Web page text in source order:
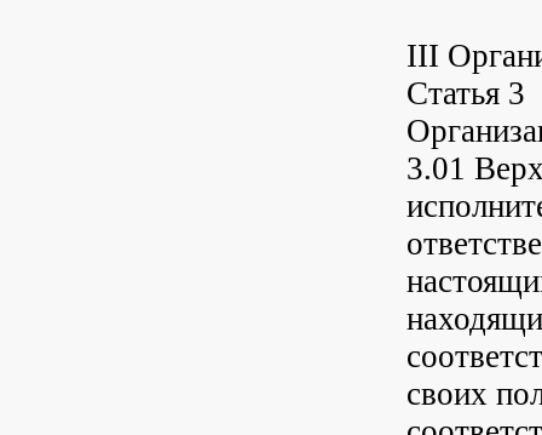
III
Статья 3
3.01
своих